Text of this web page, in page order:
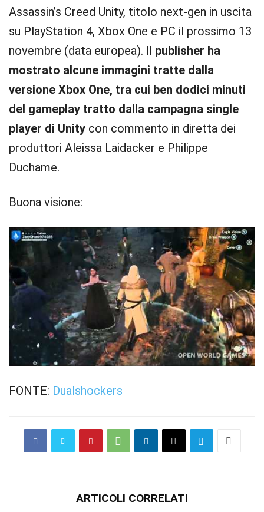
Assassin’s Creed Unity, titolo next-gen in uscita
su PlayStation 4, Xbox One e PC il prossimo 13
novembre (data europea). Il publisher ha
mostrato alcune immagini tratte dalla
versione Xbox One, tra cui ben dodici minuti
del gameplay tratto dalla campagna single
player di Unity con commento in diretta dei
produttori Aleissa Laidacker e Philippe
Duchame.
Buona visione:
FONTE: Dualshockers
ARTICOLI CORRELATI